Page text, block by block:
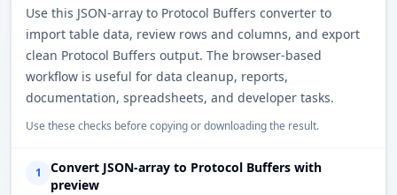
Use this JSON-array to Protocol Buffers converter to
import table data, review rows and columns, and export
clean Protocol Buffers output. The browser-based
workflow is useful for data cleanup, reports,
documentation, spreadsheets, and developer tasks.
Use these checks before copying or downloading the result.
1
Convert JSON-array to Protocol Buffers with
preview